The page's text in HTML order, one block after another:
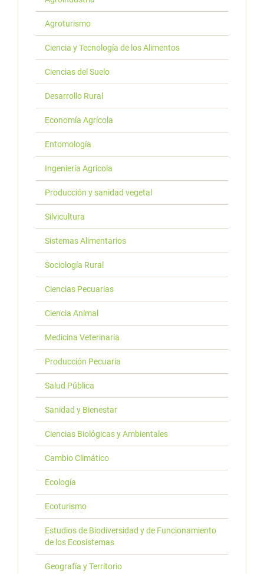
Agroturismo
Ciencia y Tecnología de los Alimentos
Ciencias del Suelo
Desarrollo Rural
Economía Agrícola
Entomología
Ingeniería Agrícola
Producción y sanidad vegetal
Silvicultura
Sistemas Alimentarios
Sociología Rural
Ciencias Pecuarias
Ciencia Animal
Medicina Veterinaria
Producción Pecuaria
Salud Pública
Sanidad y Bienestar
Ciencias Biológicas y Ambientales
Cambio Climático
Ecología
Ecoturismo
Estudios de Biodiversidad y de Funcionamiento
de los Ecosistemas
Geografía y Territorio